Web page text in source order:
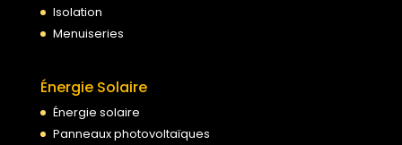
Isolation
Menuiseries
Énergie Solaire
Énergie solaire
Panneaux photovoltaïques